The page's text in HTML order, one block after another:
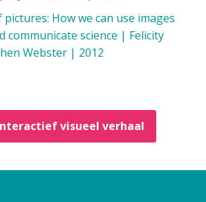
How we can use images
communicate science | Felicity
Webster | 2012
visueel verhaal